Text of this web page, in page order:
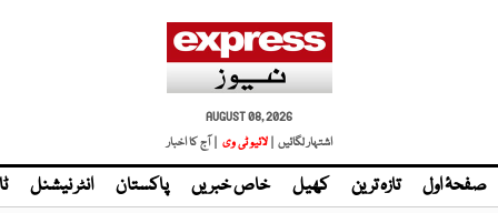
AUGUST 08, 2026
اشتہار لگائیں | لائیو ٹی وی | آج کا اخبار
صفحۂ اول تازہ ترین کھیل خاص خبریں پاکستان انٹر نیشنل